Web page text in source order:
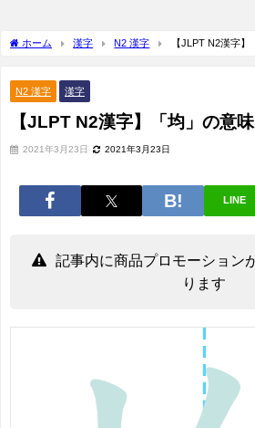
ホーム 漢字 N2 漢字 【JLPT N2漢字
N2 漢字 漢字
【JLPT N2漢字】「均」の意
2021年3月23日 2021年3月23日
LINE
記事内に商品プロモーション
ります